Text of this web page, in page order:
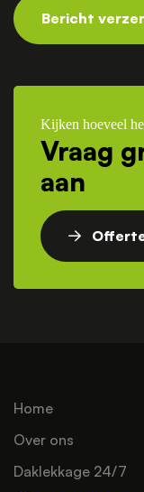
Bericht
Kijken hoeveel
Vraag
aan
Home
Over ons
Daklekkage 24/7